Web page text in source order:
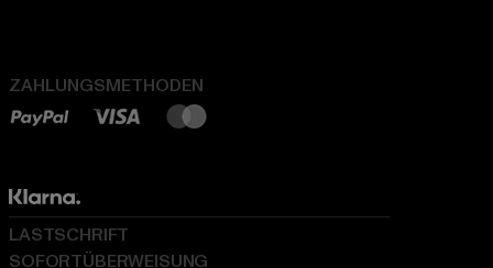
ZAHLUNGSMETHODEN
LASTSCHRIFT
SOFORTÜBERWEISUNG